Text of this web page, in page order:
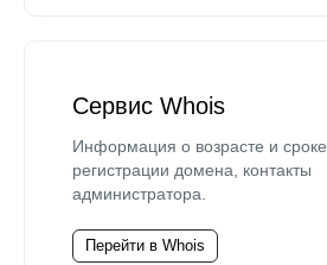
Сервис Whois
Информация о возрасте и сроке
регистрации домена, контакты
администратора.
Перейти в Whois